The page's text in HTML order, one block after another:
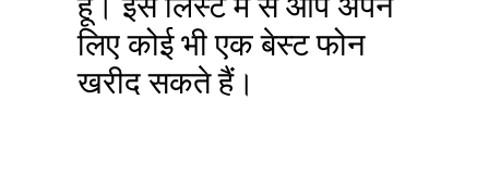
लिए कोई भी एक बेस्ट फोन
खरीद सकते हैं।